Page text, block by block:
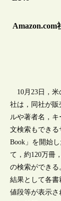
10月23日，米
社は，同社が販
ルや著者名，
文検索もできる
Book」を開始
て，約120万冊
の検索ができ
結果として各書
値段等が表示